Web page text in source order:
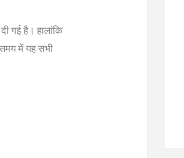
गई है। हालांकि
में यह सभी